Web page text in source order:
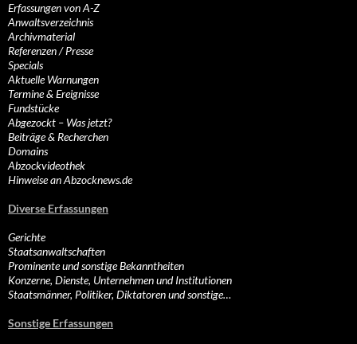
Erfassungen von A-Z
Anwaltsverzeichnis
Archivmaterial
Referenzen / Presse
Specials
Aktuelle Warnungen
Termine & Ereignisse
Fundstücke
Abgezockt – Was jetzt?
Beiträge & Recherchen
Domains
Abzockvideothek
Hinweise an Abzocknews.de
Diverse Erfassungen
Gerichte
Staatsanwaltschaften
Prominente und sonstige Bekanntheiten
Konzerne, Dienste, Unternehmen und Institutionen
Staatsmänner, Politiker, Diktatoren und sonstige…
Sonstige Erfassungen